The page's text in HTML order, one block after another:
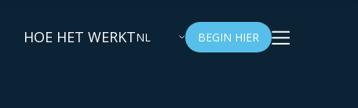
HOE HET WERKTNL BEGIN HIER